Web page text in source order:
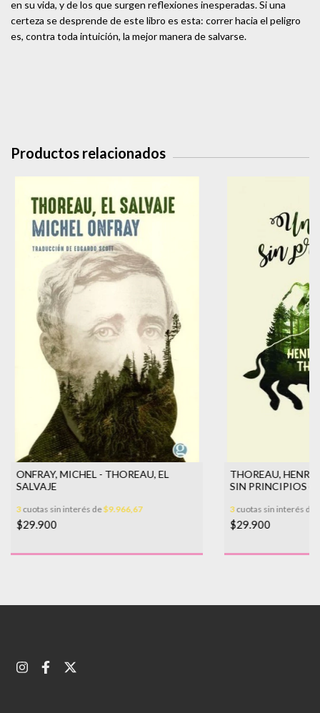
en su vida, y de los que surgen reflexiones inesperadas. Si una
certeza se desprende de este libro es esta: correr hacia el peligro
es, contra toda intuición, la mejor manera de salvarse.
Productos relacionados
ONFRAY, MICHEL - THOREAU, EL
SALVAJE
3cuotas sin interés de$9.966,67
$29.900
THOREAU,
SIN PRINCIPIOS
3cuotas sin interés de
$29.900